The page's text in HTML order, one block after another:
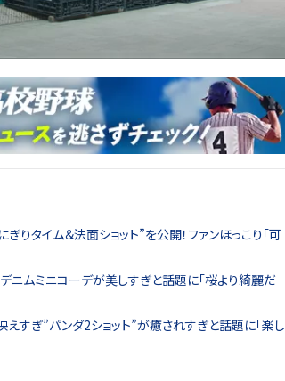
ぎりタイム＆法面ショット”を公開！ファンほっこり「可
デニムミニコーデが美しすぎと話題に「桜より綺麗だ
えすぎ”パンダ2ショット”が癒されすぎと話題に「楽し